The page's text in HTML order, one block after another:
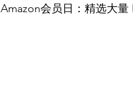
Amazon会员日：精选大量